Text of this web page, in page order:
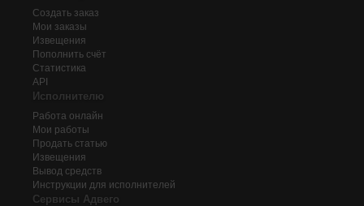
Создать заказ
Мои заказы
Извещения
Пополнить счёт
Статистика
API
Исполнителю
Работа онлайн
Мои работы
Продать статью
Извещения
Вывод средств
Инструкции для исполнителей
Сервисы Адвего